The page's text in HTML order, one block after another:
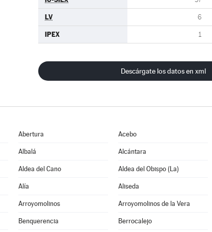
LV 6
IPEX 1
Descárgate los datos en xml
Abertura Acebo
Albalá Alcántara
Aldea del Cano Aldea del Obispo (La)
Alía Aliseda
Arroyomolinos Arroyomolinos de la Vera
Benquerencia Berrocalejo